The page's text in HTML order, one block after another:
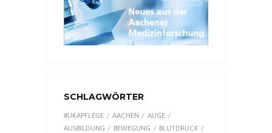
SCHLAGWÖRTER
#UKAPFLEGE AACHEN
AUGE
AUSBILDUNG
BEWEGUNG
BLUTDRUCK